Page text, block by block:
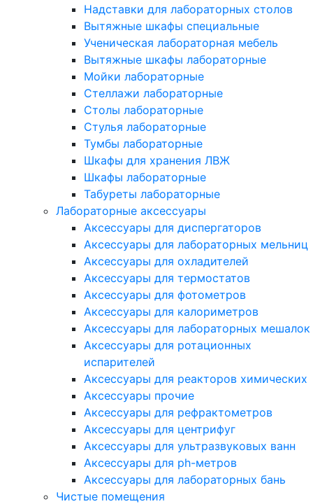
Надставки для лабораторных столов
Вытяжные шкафы специальные
Ученическая лабораторная мебель
Вытяжные шкафы лабораторные
Мойки лабораторные
Стеллажи лабораторные
Столы лабораторные
Стулья лабораторные
Тумбы лабораторные
Шкафы для хранения ЛВЖ
Шкафы лабораторные
Табуреты лабораторные
Лабораторные аксессуары
Аксессуары для диспергаторов
Аксессуары для лабораторных мельниц
Аксессуары для охладителей
Аксессуары для термостатов
Аксессуары для фотометров
Аксессуары для калориметров
Аксессуары для лабораторных мешалок
Аксессуары для ротационных
испарителей
Аксессуары для реакторов химических
Аксессуары прочие
Аксессуары для рефрактометров
Аксессуары для центрифуг
Аксессуары для ультразвуковых ванн
Аксессуары для ph-метров
Аксессуары для лабораторных бань
Чистые помещения